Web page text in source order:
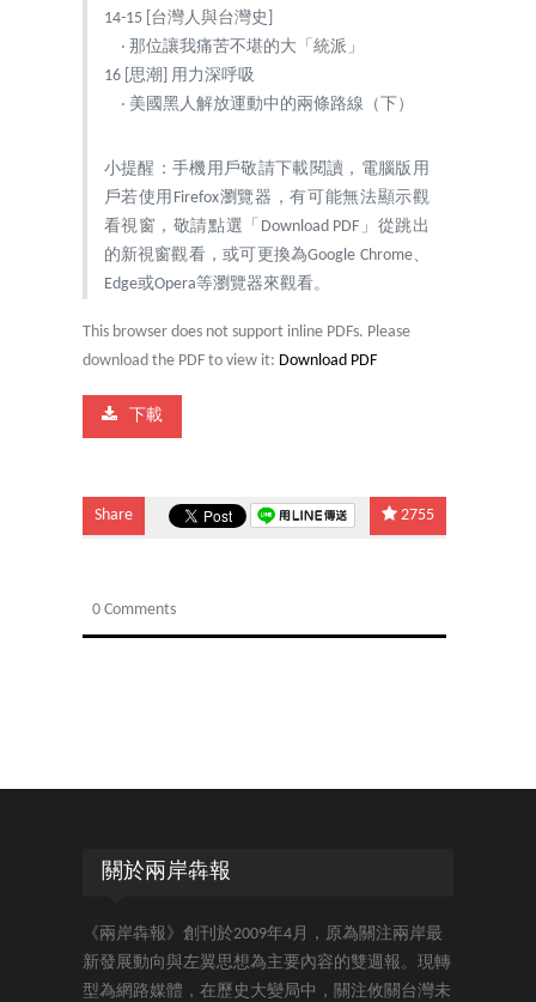
14-15 [台灣人與台灣史]
‧ 那位讓我痛苦不堪的大「統派」
16 [思潮] 用力深呼吸
‧ 美國黑人解放運動中的兩條路線（下）
小提醒：手機用戶敬請下載閱讀，電腦版用
戶若使用Firefox瀏覽器，有可能無法顯示觀
看視窗，敬請點選「Download PDF」從跳出
的新視窗觀看，或可更換為Google Chrome、
Edge或Opera等瀏覽器來觀看。
This browser does not support inline PDFs. Please
download the PDF to view it: Download PDF
下載
Share 2755
0 Comments
關於兩岸犇報
《兩岸犇報》創刊於2009年4月，原為關注兩岸最
新發展動向與左翼思想為主要內容的雙週報。現轉
型為網路媒體，在歷史大變局中，關注攸關台灣未